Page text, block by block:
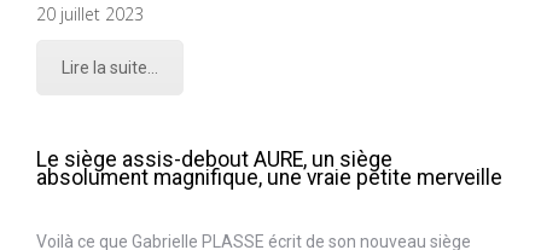
20 juillet 2023
Lire la suite...
Le siège assis-debout AURE, un siège
absolument magnifique, une vraie petite merveille
Voilà ce que Gabrielle PLASSE écrit de son nouveau siège